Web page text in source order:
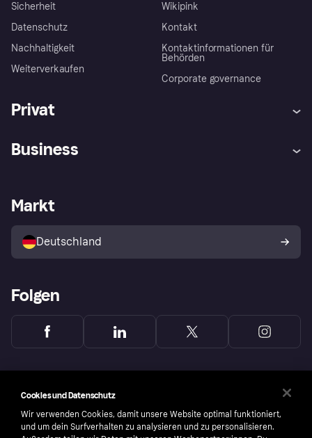
Sicherheit
Datenschutz
Nachhaltigkeit
Weiterverkaufen
Wikipink
Kontakt
Kontaktinformationen für
Behörden
Corporate governance
Privat
Klarna App
Shops entdecken
Käuferschutzrichtlinie
Dein Widerrufsrecht
Business
Händlerportal
Markt
Deutschland
Folgen
Cookies und Datenschutz
Wir verwenden Cookies, damit unsere Website optimal funktioniert,
und um dein Surfverhalten zu analysieren und zu personalisieren.